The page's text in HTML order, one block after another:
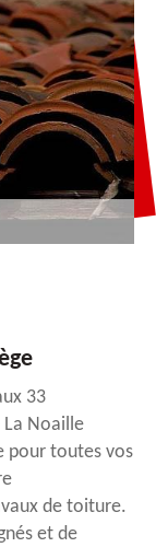
33
La Noaille
pour toutes vos
de toiture.
et de